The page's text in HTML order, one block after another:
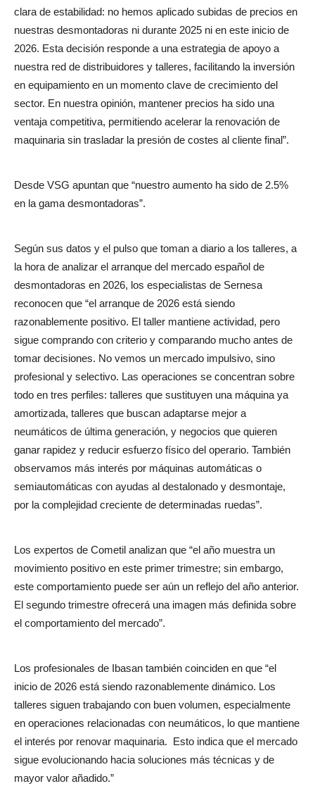
clara de estabilidad: no hemos aplicado subidas de precios en
nuestras desmontadoras ni durante 2025 ni en este inicio de
2026. Esta decisión responde a una estrategia de apoyo a
nuestra red de distribuidores y talleres, facilitando la inversión
en equipamiento en un momento clave de crecimiento del
sector. En nuestra opinión, mantener precios ha sido una
ventaja competitiva, permitiendo acelerar la renovación de
maquinaria sin trasladar la presión de costes al cliente final”.
Desde VSG apuntan que “nuestro aumento ha sido de 2.5%
en la gama desmontadoras”.
Según sus datos y el pulso que toman a diario a los talleres, a
la hora de analizar el arranque del mercado español de
desmontadoras en 2026, los especialistas de Sernesa
reconocen que “el arranque de 2026 está siendo
razonablemente positivo. El taller mantiene actividad, pero
sigue comprando con criterio y comparando mucho antes de
tomar decisiones. No vemos un mercado impulsivo, sino
profesional y selectivo. Las operaciones se concentran sobre
todo en tres perfiles: talleres que sustituyen una máquina ya
amortizada, talleres que buscan adaptarse mejor a
neumáticos de última generación, y negocios que quieren
ganar rapidez y reducir esfuerzo físico del operario. También
observamos más interés por máquinas automáticas o
semiautomáticas con ayudas al destalonado y desmontaje,
por la complejidad creciente de determinadas ruedas”.
Los expertos de Cometil analizan que “el año muestra un
movimiento positivo en este primer trimestre; sin embargo,
este comportamiento puede ser aún un reflejo del año anterior.
El segundo trimestre ofrecerá una imagen más definida sobre
el comportamiento del mercado”.
Los profesionales de Ibasan también coinciden en que “el
inicio de 2026 está siendo razonablemente dinámico. Los
talleres siguen trabajando con buen volumen, especialmente
en operaciones relacionadas con neumáticos, lo que mantiene
el interés por renovar maquinaria. Esto indica que el mercado
sigue evolucionando hacia soluciones más técnicas y de
mayor valor añadido.”